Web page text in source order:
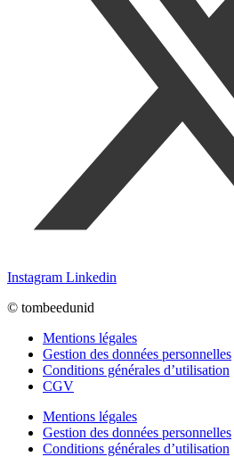
Instagram Linkedin
© tombeedunid
Mentions légales
Gestion des données personnelles
Conditions générales d’utilisation
CGV
Mentions légales
Gestion des données personnelles
Conditions générales d’utilisation